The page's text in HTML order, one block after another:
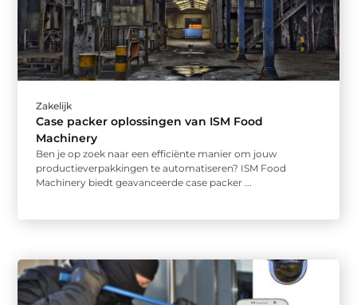
Zakelijk
Case packer oplossingen van ISM Food
Machinery
Ben je op zoek naar een efficiënte manier om jouw
productieverpakkingen te automatiseren? ISM Food
Machinery biedt geavanceerde case packer ...